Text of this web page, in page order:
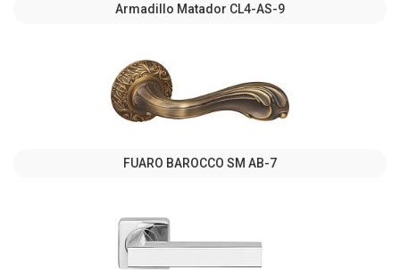
Armadillo Matador CL4-AS-9
FUARO BAROCCO SM AB-7